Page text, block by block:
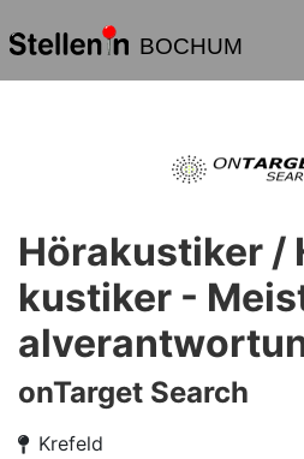
BOCHUM
Hörakustiker /
kustiker -
onTarget Search
Krefeld